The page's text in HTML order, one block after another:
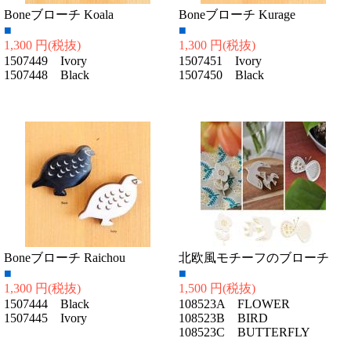
Boneブローチ Koala
■
1,300 円(税抜)
1507449 Ivory
1507448 Black
Boneブローチ Kurage
■
1,300 円(税抜)
1507451 Ivory
1507450 Black
Boneブローチ Raichou
■
1,300 円(税抜)
1507444 Black
1507445 Ivory
北欧風モチーフのブローチ
■
1,500 円(税抜)
108523A FLOWER
108523B BIRD
108523C BUTTERFLY